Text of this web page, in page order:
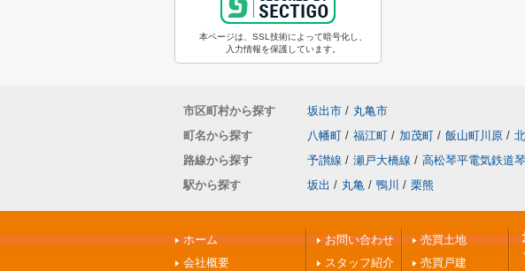
本ページは、SSL技術によって暗号化し、
入力情報を保護しています。
市区町村から探す 坂出市 / 丸亀市
町名から探す
八幡町 / 福江町 / 加茂町 / 飯山町川原 /
路線から探す
予讃線 / 瀬戸大橋線 / 高松琴平電気鉄道
駅から探す
坂出 / 丸亀 / 鴨川 / 栗熊
ホーム
会社概要
お問い合わせ
スタッフ紹介
売買土地
売買戸建